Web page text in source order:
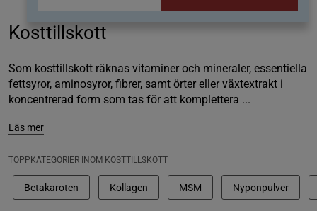
Kosttillskott
Som kosttillskott räknas vitaminer och mineraler, essentiella
fettsyror, aminosyror, fibrer, samt örter eller växtextrakt i
koncentrerad form som tas för att komplettera ...
Läs mer
TOPPKATEGORIER INOM KOSTTILLSKOTT
Betakaroten Kollagen MSM Nyponpulver